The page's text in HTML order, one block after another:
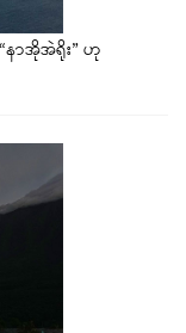
နာအိုအဲရိုး” ဟု